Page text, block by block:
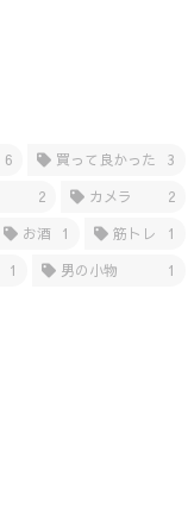
6 買って良かった
3
2 カメラ
2
お酒 1 筋トレ
1
1 男の小物 1